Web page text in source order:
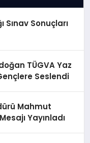
Sınav Sonuçları
TÜGVA Yaz
Seslendi
Mahmut
Yayınladı